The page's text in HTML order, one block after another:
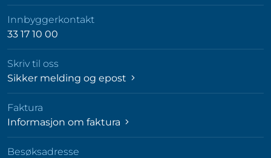
Innbyggerkontakt
33 17 10 00
Skriv til oss
Sikker melding og epost
Faktura
Informasjon om faktura
Besøksadresse